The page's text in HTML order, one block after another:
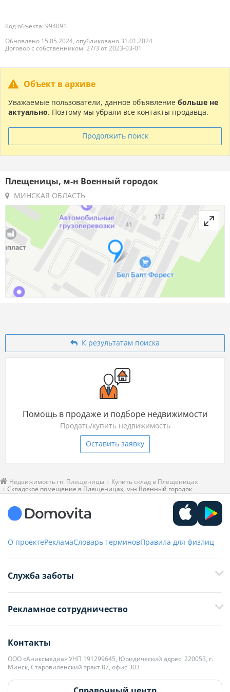
Код объекта: 994091
Обновлено 15.05.2024, опубликовано 31.01.2024
Договор с собственником: 27/3 от 2023-03-01
Объект в архиве
Уважаемые пользователи, данное объявление больше не
актуально. Поэтому мы убрали все контакты продавца.
Продолжить поиск
Плещеницы, м-н Военный городок
МИНСКАЯ ОБЛАСТЬ
К результатам поиска
Помощь в продаже и подборе недвижимости
Продать/купить недвижимость
Оставить заявку
Недвижимость гп. Плещеницы
Купить склад в Плещеницах
Складское помещение в Плещеницах, м-н Военный городок
О проектеРекламаСловарь терминовПравила для физлиц
Служба заботы
+375 29 376-13-70
+375 33 376-13-70
editor@domovita.by
Мы принимаем звонки и отвечаем на письма в будние дни с 9:00 до
18:00.
Рекламное сотрудничество
+375 29 563-15-61 Кристина Филюта
kb@domovita.by
+375 29 179-11-28 Владислав Гладченко
vg@domovita.by
Контакты
ООО «Аниксмедиа» УНП 191299645, Юридический адрес: 220053, г.
Минск, Старовиленский тракт 87, офис 303